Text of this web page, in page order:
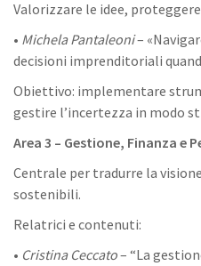
Valorizzare le idee,
• Michela Pantaleoni–
decisioni imprenditoriali
Obiettivo: implementare
gestire l’incertezza in modo
Area 3 – Gestione, Finanza e
Centrale per tradurre la
sostenibili.
Relatrici e contenuti:
• Cristina Ceccato– “La